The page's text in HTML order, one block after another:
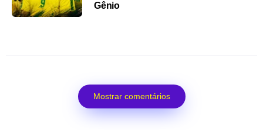
Gênio
Mostrar comentários